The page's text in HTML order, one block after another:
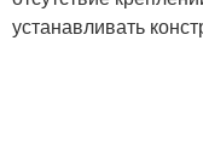
устанавливать